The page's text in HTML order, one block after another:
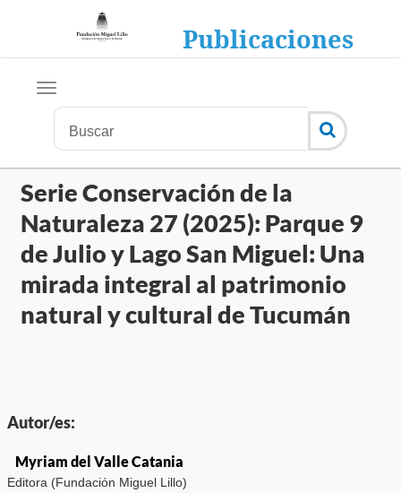
Publicaciones
Serie Conservación de la
Naturaleza 27 (2025): Parque 9
de Julio y Lago San Miguel: Una
mirada integral al patrimonio
natural y cultural de Tucumán
Autor/es:
Myriam del Valle Catania
Editora (Fundación Miguel Lillo)